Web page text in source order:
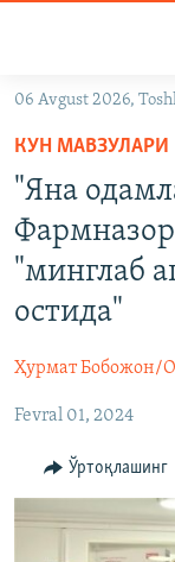
Асосий
навигацияга
ўтинг
Қидиришга
ўтинг
OZODVIDEO
OZODARXIV
На русском
Озодлик
06 Avgust 2026,
КУН МАВЗУЛАРИ
"Яна
"минглаб
остида"
Ҳурмат Бобожон/
Fevral 01, 2024
Ўртоқлашинг